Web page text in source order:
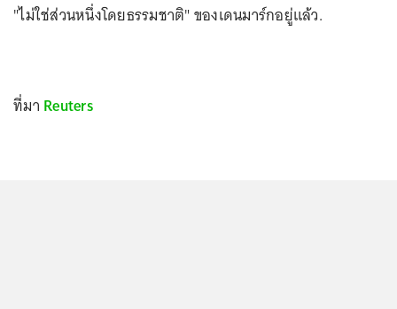
"ไม่ใช่ส่วนหนึ่งโดยธรรมชาติ" ของเดนมาร์กอยู่แล้ว.
ที่มา Reuters